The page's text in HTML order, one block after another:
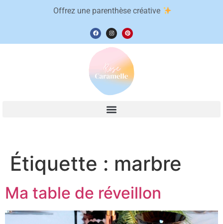
Offrez une parenthèse créative
Étiquette : marbre
Ma table de réveillon